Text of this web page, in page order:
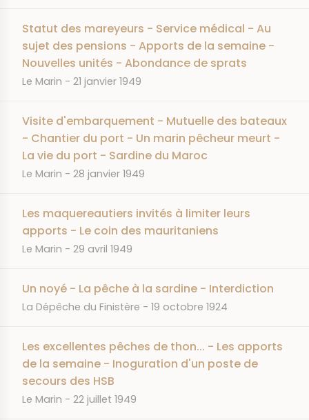
Statut des mareyeurs - Service médical - Au
sujet des pensions - Apports de la semaine -
Nouvelles unités - Abondance de sprats
JOURNAL
Le Marin DATE
21 janvier 1949
Visite d'embarquement - Mutuelle des bateaux
- Chantier du port - Un marin pêcheur meurt -
La vie du port - Sardine du Maroc
JOURNAL
Le Marin DATE
28 janvier 1949
Les maquereautiers invités à limiter leurs
apports - Le coin des mauritaniens
JOURNAL
Le Marin DATE
29 avril 1949
Un noyé - La pêche à la sardine - Interdiction
JOURNAL
La Dépêche du Finistère DATE
19 octobre 1924
Les excellentes pêches de thon... - Les apports
de la semaine - Inoguration d'un poste de
secours des HSB
JOURNAL
Le Marin DATE
22 juillet 1949